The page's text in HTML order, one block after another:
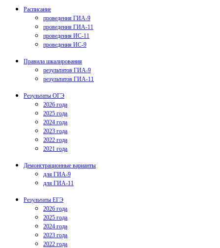
Расписание
проведения ГИА-9
проведения ГИА-11
проведения ИС-11
проведения ИС-9
Правила шкалирования
результатов ГИА-9
результатов ГИА-11
Результаты ОГЭ
2026 года
2025 года
2024 года
2023 года
2022 года
2021 года
Демонстрационные варианты
для ГИА-9
для ГИА-11
Результаты ЕГЭ
2026 года
2025 года
2024 года
2023 года
2022 года